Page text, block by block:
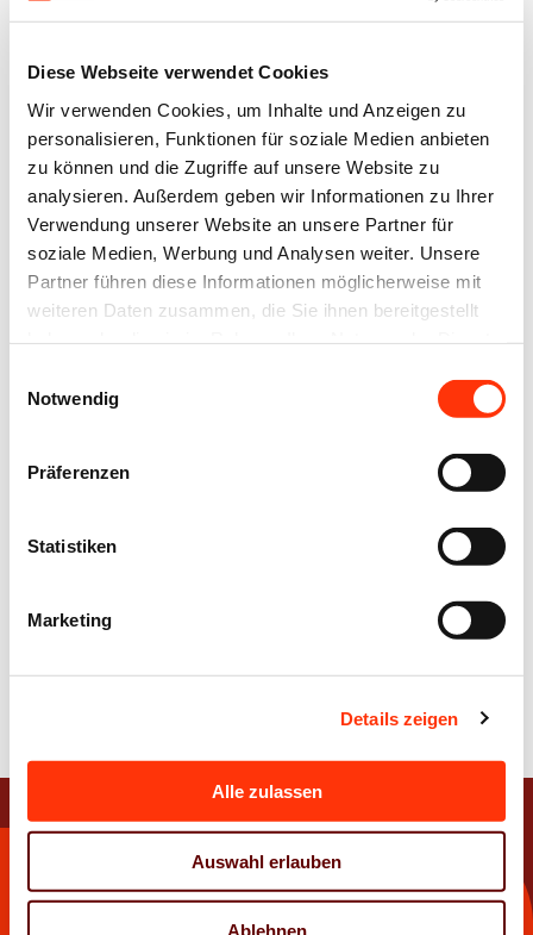
Diese Webseite verwendet Cookies
Wir verwenden Cookies, um Inhalte und Anzeigen zu
personalisieren, Funktionen für soziale Medien anbieten
zu können und die Zugriffe auf unsere Website zu
analysieren. Außerdem geben wir Informationen zu Ihrer
Verwendung unserer Website an unsere Partner für
soziale Medien, Werbung und Analysen weiter. Unsere
Partner führen diese Informationen möglicherweise mit
weiteren Daten zusammen, die Sie ihnen bereitgestellt
Notwendig
Präferenzen
Statistiken
Marketing
Details zeigen
Alle zulassen
Auswahl erlauben
Ablehnen
festgehalten,
die wir an
dieser Stelle
mit Ihnen
teilen.
Zurück zur
Veranstaltungsseite
Kontakt